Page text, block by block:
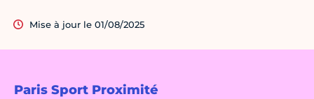
Paris Sport Proximité
Mise à jour le 01/08/2025